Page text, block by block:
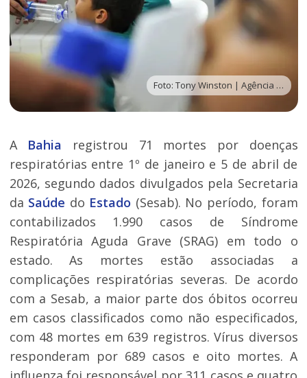
Foto: Tony Winston | Agência Brasília
A Bahia registrou 71 mortes por doenças
respiratórias entre 1º de janeiro e 5 de abril de
2026, segundo dados divulgados pela Secretaria
da Saúde do Estado (Sesab). No período, foram
contabilizados 1.990 casos de Síndrome
Respiratória Aguda Grave (SRAG) em todo o
estado. As mortes estão associadas a
complicações respiratórias severas. De acordo
com a Sesab, a maior parte dos óbitos ocorreu
em casos classificados como não especificados,
com 48 mortes em 639 registros. Vírus diversos
responderam por 689 casos e oito mortes. A